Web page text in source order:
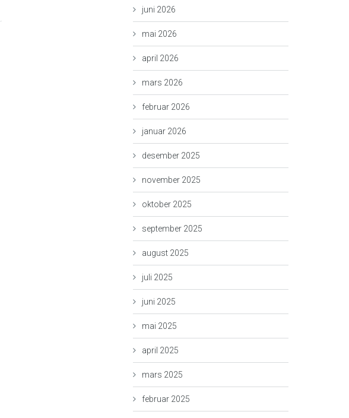
juni 2026
mai 2026
april 2026
mars 2026
februar 2026
januar 2026
desember 2025
november 2025
oktober 2025
september 2025
august 2025
juli 2025
juni 2025
mai 2025
april 2025
mars 2025
februar 2025